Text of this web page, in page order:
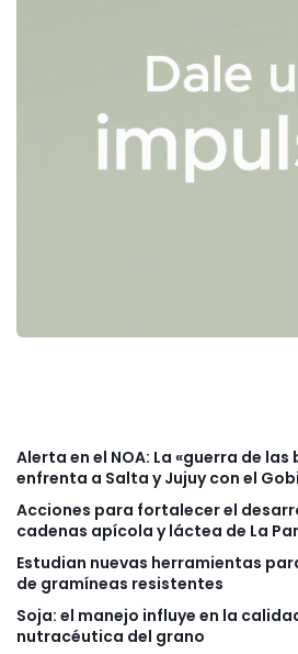
Alerta en el NOA: La «guerra de las
enfrenta a Salta y Jujuy con el
Acciones para fortalecer el
cadenas apícola y láctea de La
Estudian nuevas herramientas
de gramíneas resistentes
Soja: el manejo influye en la
nutracéutica del grano